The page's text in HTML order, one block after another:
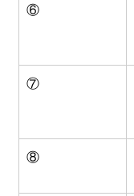
⑥
⑦
⑧